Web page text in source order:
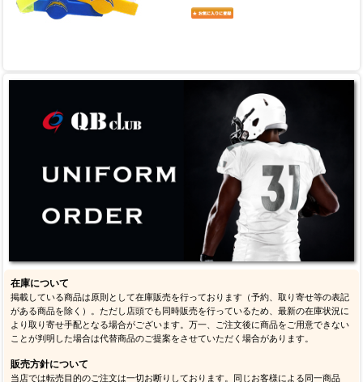
在庫について
掲載している商品は原則として在庫販売を行っております（予約、取り寄せ等の表記
がある商品を除く）。ただし店頭でも同時販売を行っているため、最新の在庫状況に
より取り寄せ手配となる場合がございます。万一、ご注文後に商品をご用意できない
ことが判明した場合は代替商品のご提案をさせていただく場合があります。
販売方針について
当店では転売目的のご注文は一切お断りしております。同じお客様による同一商品